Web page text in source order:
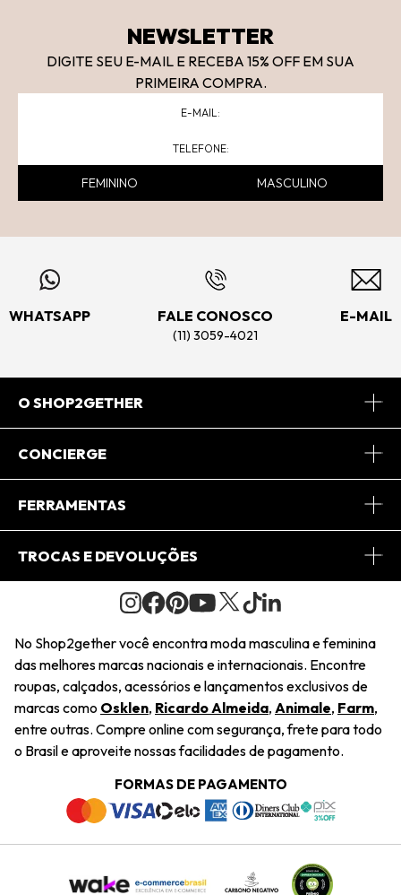
NEWSLETTER
DIGITE SEU E-MAIL E RECEBA 15% OFF EM SUA
PRIMEIRA COMPRA.
FEMININO MASCULINO
WHATSAPP FALE CONOSCO
(11) 3059-4021
E-MAIL
O SHOP2GETHER
Sobre Nós
Journal
Saiu na Mídia
Sustentabilidade
Navegando
Termos e Condições
Trabalhe Conosco
CONCIERGE
Central de Relacionamento
Regulamento e Promoções
FERRAMENTAS
Minha Conta
Pedido de Presente
Wishlist
TROCAS E DEVOLUÇÕES
Condições Gerais
Troca Fácil
Restituição de Pagamento
Dúvidas Frequentes
Termos e Condições
Política de Privacidade
No Shop2gether você encontra moda masculina e feminina
das melhores marcas nacionais e internacionais. Encontre
roupas, calçados, acessórios e lançamentos exclusivos de
marcas como Osklen, Ricardo Almeida, Animale, Farm,
entre outras. Compre online com segurança, frete para todo
o Brasil e aproveite nossas facilidades de pagamento.
FORMAS DE PAGAMENTO